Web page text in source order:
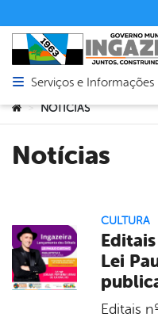
Abrir menu principal de
Serviços e Informações
Você está aqui:
> NOTÍCIAS
Notícias
CULTURA
Lei
Editais